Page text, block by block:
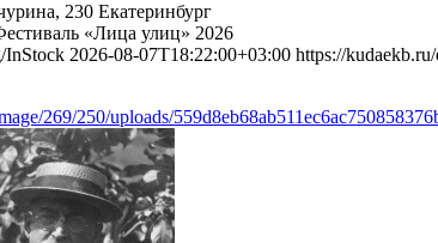
230 Екатеринбург
«Лица улиц» 2026
InStock 2026-08-07T18:22:00+03:00 https://
269/250/uploads/